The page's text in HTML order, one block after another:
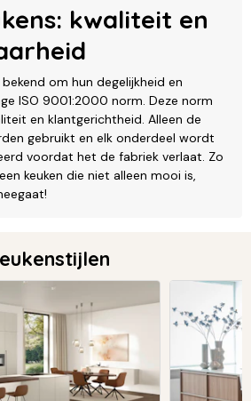
kwaliteit en
om hun degelijkheid en
ISO 9001:2000 norm. Deze norm
en klantgerichtheid. Alleen de
gebruikt en elk onderdeel wordt
voordat het de fabriek verlaat. Zo
keuken die niet alleen mooi is,